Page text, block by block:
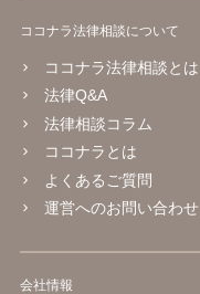
ココナラ法律相談について
ココナラ法律相談とは
法律Q&A
法律相談コラム
ココナラとは
よくあるご質問
運営へのお問い合わせ
会社情報